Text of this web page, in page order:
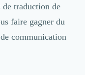
de traduction de
faire gagner du
communication